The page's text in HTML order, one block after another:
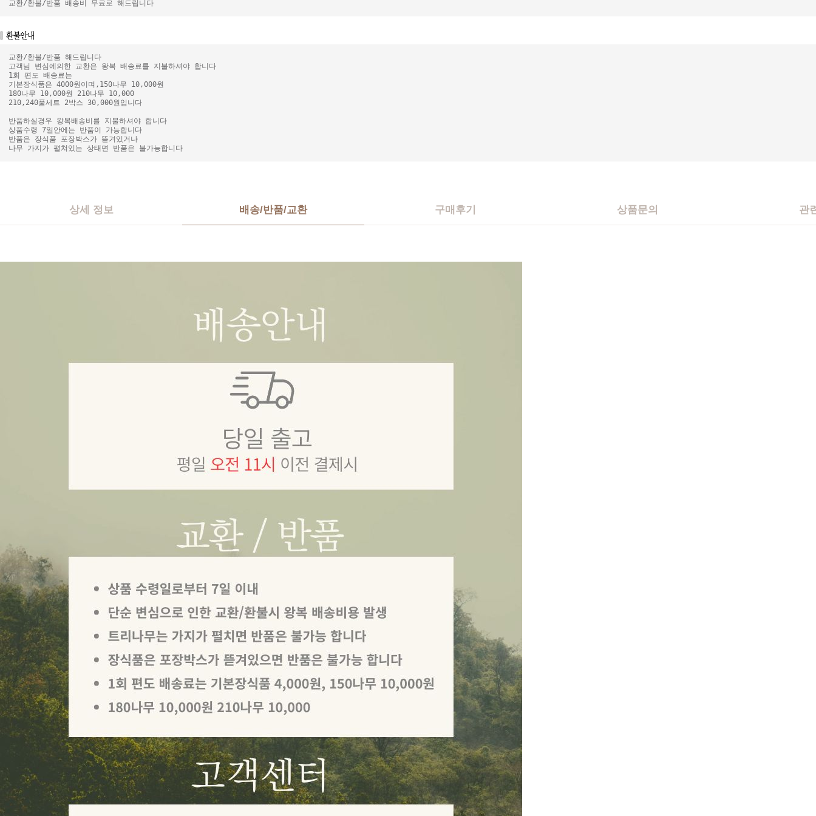
교환/환불/반품 배송비 무료로 해드립니다
교환/환불/반품 해드립니다
고객님 변심에의한 교환은 왕복 배송료를 지불하셔야 합니다
1회 편도 배송료는
기본장식품은 4000원이며,150나무 10,000원
180나무 10,000원 210나무 10,000
210,240풀세트 2박스 30,000원입니다
반품하실경우 왕복배송비를 지불하셔야 합니다
상품수령 7일안에는 반품이 가능합니다
반품은 장식품 포장박스가 뜯겨있거나
나무 가지가 펼쳐있는 상태면 반품은 불가능합니다
상세 정보 배송/반품/교환 구매후기 상품문의 관